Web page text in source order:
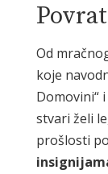
Od
koje
Domovini“ i
stvari želi
prošlosti